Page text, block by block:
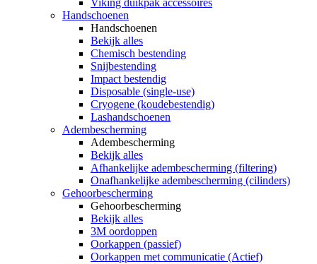
Viking duikpak accessoires
Handschoenen
Handschoenen
Bekijk alles
Chemisch bestending
Snijbestending
Impact bestendig
Disposable (single-use)
Cryogene (koudebestendig)
Lashandschoenen
Adembescherming
Adembescherming
Bekijk alles
Afhankelijke adembescherming (filtering)
Onafhankelijke adembescherming (cilinders)
Gehoorbescherming
Gehoorbescherming
Bekijk alles
3M oordoppen
Oorkappen (passief)
Oorkappen met communicatie (Actief)